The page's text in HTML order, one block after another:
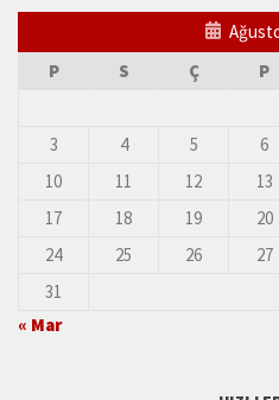
P
S Ç P
3
4 5 6
10
11 12 13
17
18 19 20
24
25 26 27
31
« Mar